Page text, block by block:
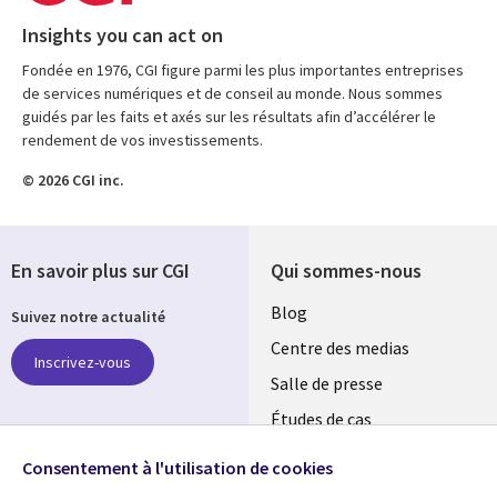
Insights you can act on
Fondée en 1976, CGI figure parmi les plus importantes entreprises
de services numériques et de conseil au monde. Nous sommes
guidés par les faits et axés sur les résultats afin d’accélérer le
rendement de vos investissements.
© 2026 CGI inc.
Qui sommes-nous
Useful
links
MAROC
Blog
Centre des medias
Salle de presse
Études de cas
En savoir plus sur CGI
Suivez notre actualité
Inscrivez-vous
réseaux
Consentement à l'utilisation de cookies